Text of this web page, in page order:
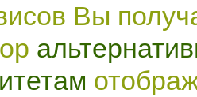
Вы